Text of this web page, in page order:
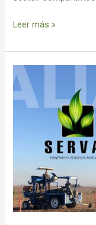
Leer más »
Servag
inicia
una
Unicampo
Uruguay